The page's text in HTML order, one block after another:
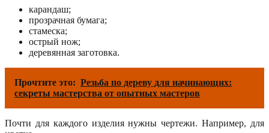
карандаш;
прозрачная бумага;
стамеска;
острый нож;
деревянная заготовка.
Прочтите это: Резьба по дереву для начинающих:
секреты мастерства от опытных мастеров
Почти для каждого изделия нужны чертежи. Например, для